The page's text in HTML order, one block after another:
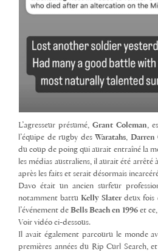
L’agresseur présumé,Grant Coleman,
l’équipe de rugby des Waratahs, Darren
du coup de poing qui aurait entraîné la
les médias australiens, il aurait été
après les faits et serait désormais
Davo était un ancien surfeur
notamment battuKelly Slaterdeux fois
l’événement de Bells Beach en 1996 et
Voir vidéo ci-dessous.
Il avait également parcouru le monde
premières années du Rip Curl Search,